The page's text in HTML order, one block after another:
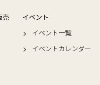
売
イベント
イベント一覧
イベントカレンダー